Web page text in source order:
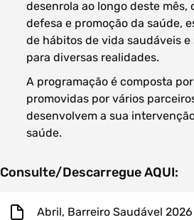
procurar
desenrola ao longo deste mês,
defesa e promoção da saúde,
de hábitos de vida saudáveis
para diversas realidades.
A programação é composta
promovidas por vários
desenvolvem a sua
saúde.
Consulte/Descarregue AQUI:
Abril, Barreiro Saudável